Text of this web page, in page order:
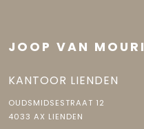
JOOP VAN
KANTOOR LIENDEN
OUDSMIDSESTRAAT 12
4033 AX LIENDEN